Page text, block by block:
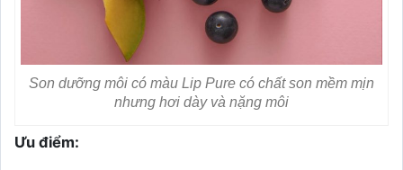
Son dưỡng môi có màu Lip Pure có chất son mềm mịn
nhưng hơi dày và nặng môi
Ưu điểm: